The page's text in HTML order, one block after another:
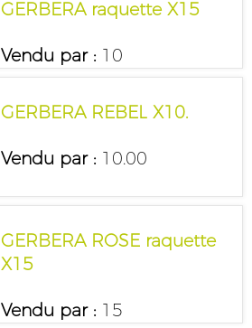
GERBERA raquette X15
Vendu par :10
GERBERA REBEL X10.
Vendu par :10.00
GERBERA ROSE raquette
X15
Vendu par :15